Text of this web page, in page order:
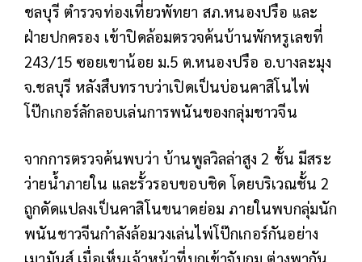
ชลบุรี ตำรวจท่องเที่ยวพัทยา สภ.หนองปรือ และ
ฝ่ายปกครอง เข้าปิดล้อมตรวจค้นบ้านพักหรูเลขที่
243/15 ซอยเขาน้อย ม.5 ต.หนองปรือ อ.บางละมุง
จ.ชลบุรี หลังสืบทราบว่าเปิดเป็นบ่อนคาสิโนไพ่
โป๊กเกอร์ลักลอบเล่นการพนันของกลุ่มชาวจีน
จากการตรวจค้นพบว่า บ้านพูลวิลล่าสูง 2 ชั้น มีสระ
ว่ายน้ำภายใน และรั้วรอบขอบชิด โดยบริเวณชั้น 2
ถูกดัดแปลงเป็นคาสิโนขนาดย่อม ภายในพบกลุ่มนัก
พนันชาวจีนกำลังล้อมวงเล่นไพ่โป๊กเกอร์กันอย่าง
เมามันส์ เมื่อเห็นเจ้าหน้าที่บุกเข้าจับกุม ต่างพากัน